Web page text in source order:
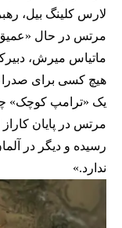
لارس کلینگ بیل،
مرتس در حال
ماتیاس میرش،
هیچ کسی برای
یک «ترامپ کوچک»
مرتس در پایان کاراز
رسیده و دیگر در
ندارد.»